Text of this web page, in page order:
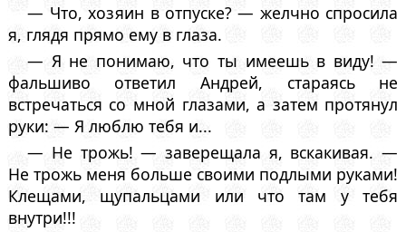
— Что, хозяин в отпуске? — желчно спросила
я, глядя прямо ему в глаза.
— Я не понимаю, что ты имеешь в виду! —
фальшиво ответил Андрей, стараясь не
встречаться со мной глазами, а затем протянул
руки: — Я люблю тебя и...
— Не трожь! — заверещала я, вскакивая. —
Не трожь меня больше своими подлыми руками!
Клещами, щупальцами или что там у тебя
внутри!!!